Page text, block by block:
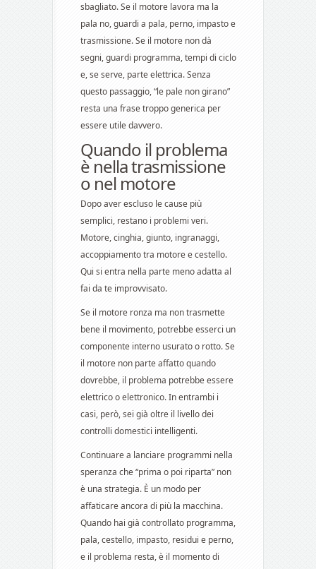
sbagliato. Se il motore lavora ma la
pala no, guardi a pala, perno, impasto e
trasmissione. Se il motore non dà
segni, guardi programma, tempi di ciclo
e, se serve, parte elettrica. Senza
questo passaggio, “le pale non girano”
resta una frase troppo generica per
essere utile davvero.
Quando il problema
è nella trasmissione
o nel motore
Dopo aver escluso le cause più
semplici, restano i problemi veri.
Motore, cinghia, giunto, ingranaggi,
accoppiamento tra motore e cestello.
Qui si entra nella parte meno adatta al
fai da te improvvisato.
Se il motore ronza ma non trasmette
bene il movimento, potrebbe esserci un
componente interno usurato o rotto. Se
il motore non parte affatto quando
dovrebbe, il problema potrebbe essere
elettrico o elettronico. In entrambi i
casi, però, sei già oltre il livello dei
controlli domestici intelligenti.
Continuare a lanciare programmi nella
speranza che “prima o poi riparta” non
è una strategia. È un modo per
affaticare ancora di più la macchina.
Quando hai già controllato programma,
pala, cestello, impasto, residui e perno,
e il problema resta, è il momento di